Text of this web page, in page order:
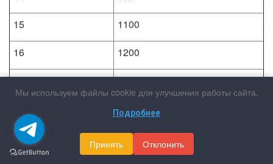
15
1100
16
1200
17
1400
1900
19
2200
Мы используем файлы cookie для улучшения работы сайта.
Подробнее
Принять Отклонить